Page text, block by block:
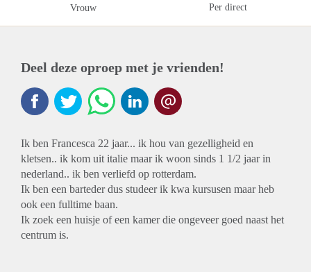
Vrouw Per direct
Deel deze oproep met je vrienden!
Ik ben Francesca 22 jaar... ik hou van gezelligheid en
kletsen.. ik kom uit italie maar ik woon sinds 1 1/2 jaar in
nederland.. ik ben verliefd op rotterdam.
Ik ben een barteder dus studeer ik kwa kursusen maar heb
ook een fulltime baan.
Ik zoek een huisje of een kamer die ongeveer goed naast het
centrum is.